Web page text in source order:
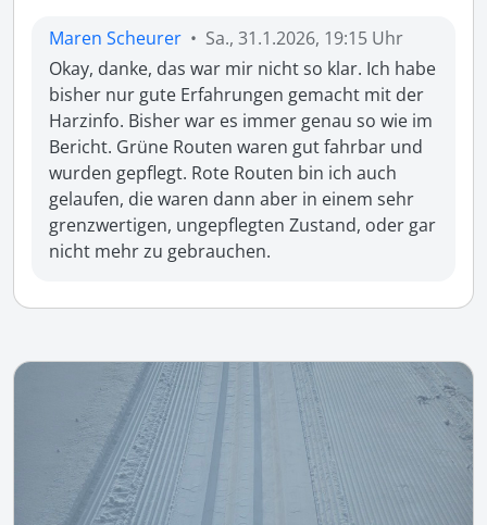
Maren Scheurer • Sa., 31.1.2026, 19:15 Uhr
Okay, danke, das war mir nicht so klar. Ich habe
bisher nur gute Erfahrungen gemacht mit der
Harzinfo. Bisher war es immer genau so wie im
Bericht. Grüne Routen waren gut fahrbar und
wurden gepflegt. Rote Routen bin ich auch
gelaufen, die waren dann aber in einem sehr
grenzwertigen, ungepflegten Zustand, oder gar
nicht mehr zu gebrauchen.